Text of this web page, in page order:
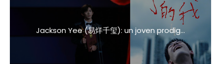
Jackson Yee (易烊千玺): un joven prodig...